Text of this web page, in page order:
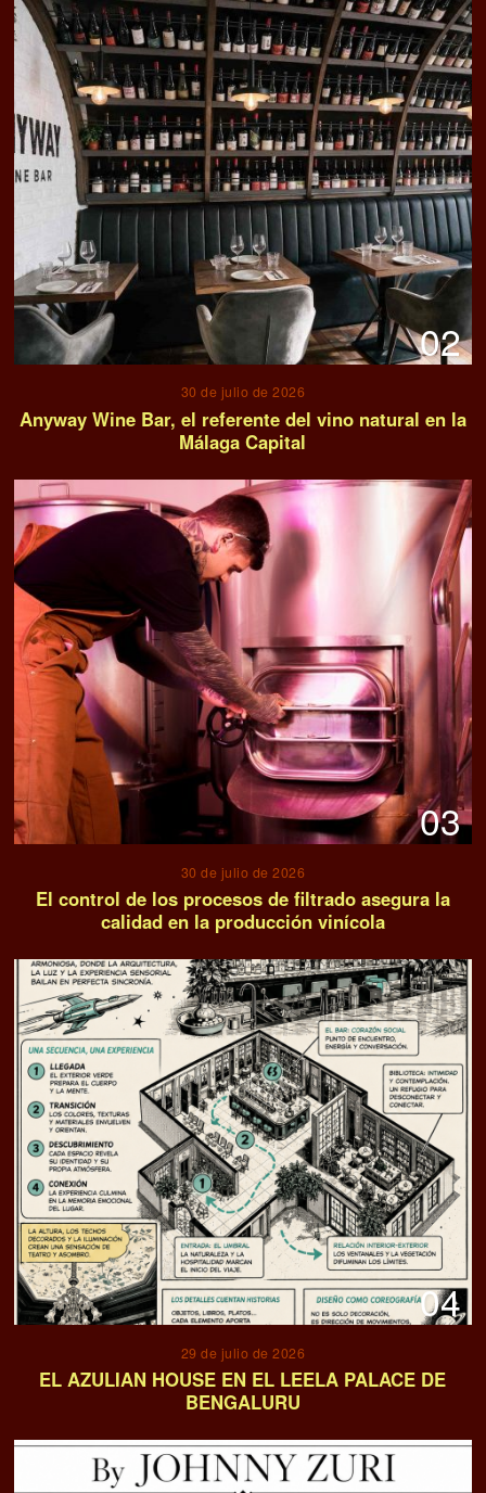
02
30 de julio de 2026
Anyway Wine Bar, el referente del vino natural en la
Málaga Capital
03
30 de julio de 2026
El control de los procesos de filtrado asegura la
calidad en la producción vinícola
04
29 de julio de 2026
EL AZULIAN HOUSE EN EL LEELA PALACE DE
BENGALURU